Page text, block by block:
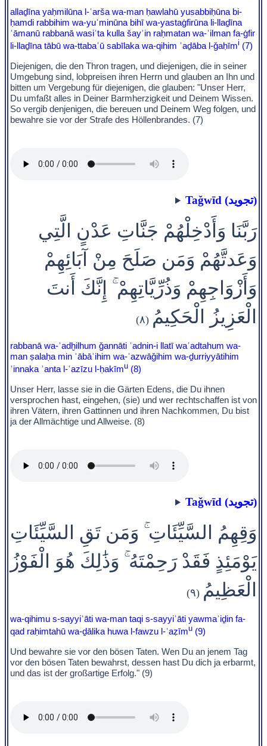
allaḏīna yaḥmilūna l-ʿarša wa-man ḥawlahū yusabbiḥūna bi-
ḥamdi rabbihim wa-yuʾminūna bihī wa-yastaġfirūna li-llaḏīna
ʾāmanū rabbanā wasiʿta kulla šayʾin raḥmatan wa-ʿilman fa-ġfir
li-llaḏīna tābū wa-ttabaʿū sabīlaka wa-qihim ʿaḏāba l-ǧaḥīmi (7)
Diejenigen, die den Thron tragen, und diejenigen, die in seiner
Umgebung sind, lobpreisen ihren Herrn und glauben an Ihn und
bitten um Vergebung für diejenigen, die glauben: "Unser Herr,
Du umfaßt alles in Deiner Barmherzigkeit und Deinem Wissen.
So vergib denjenigen, die bereuen und Deinem Weg folgen, und
bewahre sie vor der Strafe des Höllenbrandes. (7)
Taǧwīd (تجويد)
رَبَّنَا وَأَدْخِلْهُمْ جَنَّاتِ عَدْنٍ الَّتِي
وَعَدتَّهُمْ وَمَن صَلَحَ مِنْ آبَائِهِمْ
وَأَزْوَاجِهِمْ وَذُرِّيَّاتِهِمْ ۚ إِنَّكَ أَنتَ
الْعَزِيزُ الْحَكِيمُ (٨)
rabbanā wa-ʾadḫilhum ǧannāti ʿadnin-i llatī waʿadtahum wa-
man ṣalaḥa min ʾābāʾihim wa-ʾazwāǧihim wa-ḏurriyyātihim
ʾinnaka ʾanta l-ʿazīzu l-ḥakīmu (8)
Unser Herr, lasse sie in die Gärten Edens, die Du ihnen
versprochen hast, eingehen, (sie) und wer rechtschaffen ist von
ihren Vätern, ihren Gattinnen und ihren Nachkommen, Du bist
ja der Allmächtige und Allweise. (8)
Taǧwīd (تجويد)
وَقِهِمُ السَّيِّئَاتِ ۚ وَمَن تَقِ السَّيِّئَاتِ
يَوْمَئِذٍ فَقَدْ رَحِمْتَهُ ۚ وَذَٰلِكَ هُوَ الْفَوْزُ
الْعَظِيمُ (٩)
wa-qihimu s-sayyiʾāti wa-man taqi s-sayyiʾāti yawmaʾiḏin fa-
qad raḥimtahū wa-ḏālika huwa l-fawzu l-ʿaẓīmu (9)
Und bewahre sie vor den bösen Taten. Wen Du an jenem Tag
vor den bösen Taten bewahrst, dessen hast Du dich ja erbarmt,
und das ist der großartige Erfolg." (9)